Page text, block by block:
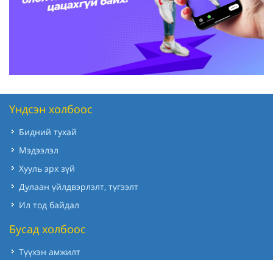
Үндсэн холбоос
Бидний тухай
Мэдээлэл
Хууль эрх зүй
Дулаан үйлдвэрлэлт, түгээлт
Ил тод байдал
Бусад холбоос
Түүхэн амжилт